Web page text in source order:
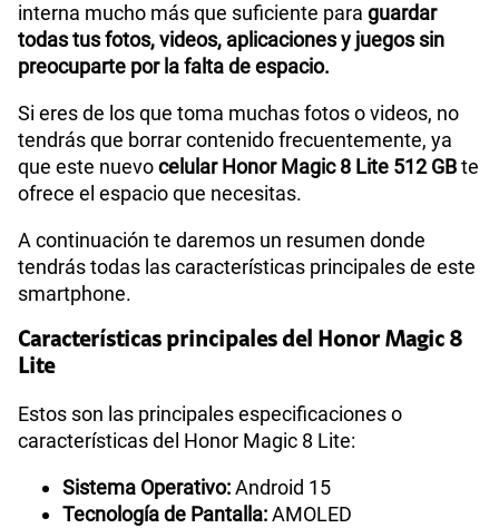
interna mucho más que suficiente para guardar
todas tus fotos, videos, aplicaciones y juegos sin
preocuparte por la falta de espacio.
Si eres de los que toma muchas fotos o videos, no
tendrás que borrar contenido frecuentemente, ya
que este nuevocelular Honor Magic 8 Lite 512 GBte
ofrece el espacio que necesitas.
A continuación te daremos un resumen donde
tendrás todas las características principales de este
smartphone.
Características principales del Honor Magic 8
Lite
Estos son las principales especificaciones o
características del Honor Magic 8 Lite:
Sistema Operativo:Android 15
Tecnología de Pantalla:AMOLED